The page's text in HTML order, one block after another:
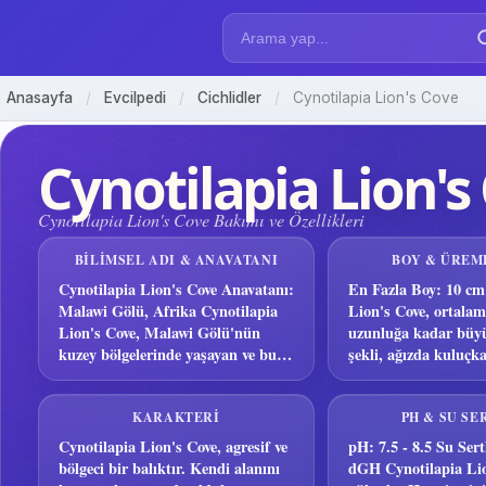
Anasayfa / Evcilpedi / Cichlidler / Cynotilapia Lion's Cove
Cynotilapia Lion's
Cynotilapia Lion's Cove Bakımı ve Özellikleri
BILIMSEL ADI & ANAVATANI
Cynotilapia Lion's Cove Anavatanı:
Malawi Gölü, Afrika Cynotilapia
Lion's Cove, Malawi Gölü'nün
kuzey bölgelerinde yaşayan ve bu
bölgede özgün...
BOY &
En Fazla Boy: 10
Lion's Cove,
uzunluğa kadar
şekli, ağızda
özelliğine sahiptir.
KARAKTERI
Cynotilapia Lion's Cove, agresif ve
bölgeci bir balıktır. Kendi alanını
PH & SU
pH: 7.5 - 8.5 Su
dGH Cynotilapia